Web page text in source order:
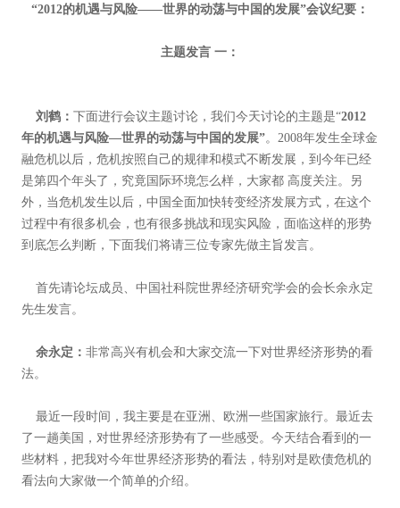
“2012的机遇与风险——世界的动荡与中国的发展”会议纪要：
主题发言 一：
刘鹤：下面进行会议主题讨论，我们今天讨论的主题是“2012
年的机遇与风险—世界的动荡与中国的发展”。2008年发生全球金
融危机以后，危机按照自己的规律和模式不断发展，到今年已经
是第四个年头了，究竟国际环境怎么样，大家都 高度关注。另
外，当危机发生以后，中国全面加快转变经济发展方式，在这个
过程中有很多机会，也有很多挑战和现实风险，面临这样的形势
到底怎么判断，下面我们将请三位专家先做主旨发言。
首先请论坛成员、中国社科院世界经济研究学会的会长余永定
先生发言。
余永定：非常高兴有机会和大家交流一下对世界经济形势的看
法。
最近一段时间，我主要是在亚洲、欧洲一些国家旅行。最近去
了一趟美国，对世界经济形势有了一些感受。今天结合看到的一
些材料，把我对今年世界经济形势的看法，特别对是欧债危机的
看法向大家做一个简单的介绍。